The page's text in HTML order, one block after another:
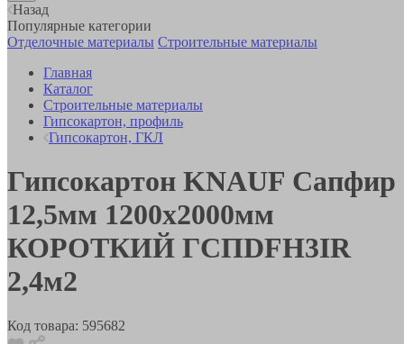
Назад
Популярные категории
Отделочные материалы Строительные материалы
Главная
Каталог
Строительные материалы
Гипсокартон, профиль
Гипсокартон, ГКЛ
Гипсокартон KNAUF Сапфир
12,5мм 1200х2000мм
КОРОТКИЙ ГСПDFH3IR
2,4м2
Код товара: 595682